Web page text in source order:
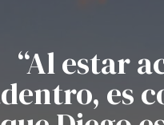
“Al estar
es